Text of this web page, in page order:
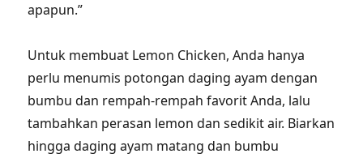
apapun.”
Untuk membuat Lemon Chicken, Anda hanya
perlu menumis potongan daging ayam dengan
bumbu dan rempah-rempah favorit Anda, lalu
tambahkan perasan lemon dan sedikit air. Biarkan
hingga daging ayam matang dan bumbu